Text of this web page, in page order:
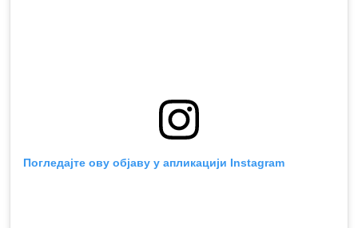
Погледајте ову објаву у апликацији Instagram